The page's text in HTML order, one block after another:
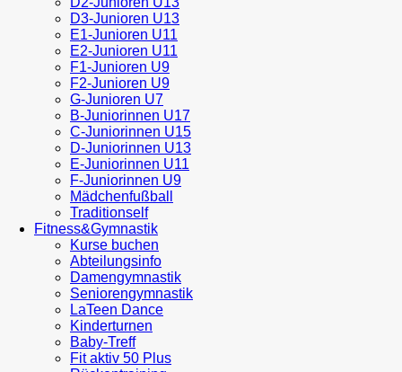
D3-Junioren U13
E1-Junioren U11
E2-Junioren U11
F1-Junioren U9
F2-Junioren U9
G-Junioren U7
B-Juniorinnen U17
C-Juniorinnen U15
D-Juniorinnen U13
E-Juniorinnen U11
F-Juniorinnen U9
Mädchenfußball
Traditionself
Fitness&Gymnastik
Kurse buchen
Abteilungsinfo
Damengymnastik
Seniorengymnastik
LaTeen Dance
Kinderturnen
Baby-Treff
Fit aktiv 50 Plus